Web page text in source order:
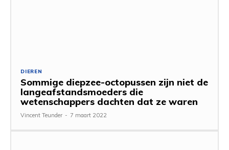
DIEREN
Sommige diepzee-octopussen zijn niet de
langeafstandsmoeders die
wetenschappers dachten dat ze waren
Vincent Teunder - 7 maart 2022